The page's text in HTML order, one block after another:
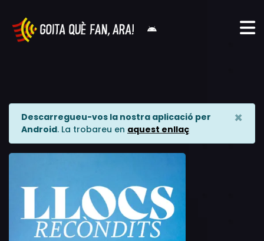
Descarregueu-vos la nostra aplicació per
Android. La trobareu en aquest enllaç
×